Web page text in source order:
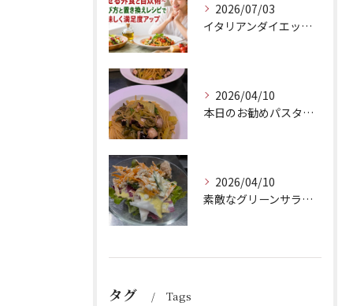
2026/07/03
イタリアンダイエットで痩せる外食と自炊術〜選び方と置き換えレシピで美味しく満足度アップ
2026/04/10
本日のお勧めパスタは、シェフのきまぐれが光る特製ペペロンチー...
2026/04/10
素敵なグリーンサラダのご紹介です！Barry'sのランチセッ...
タグ Tags